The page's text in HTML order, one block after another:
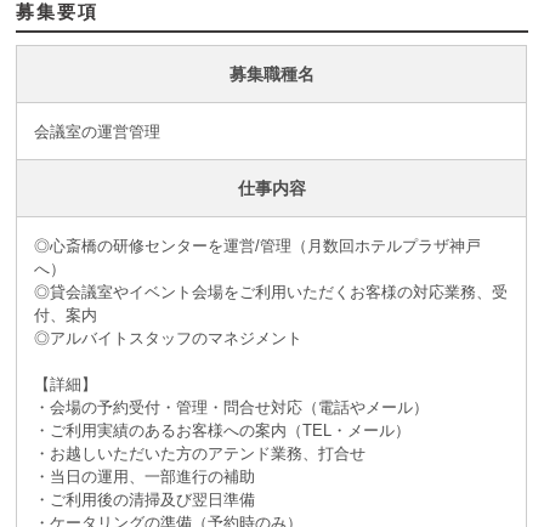
募集要項
募集職種名
会議室の運営管理
仕事内容
◎心斎橋の研修センターを運営/管理（月数回ホテルプラザ神戸
へ）
◎貸会議室やイベント会場をご利用いただくお客様の対応業務、受
付、案内
◎アルバイトスタッフのマネジメント
【詳細】
・会場の予約受付・管理・問合せ対応（電話やメール）
・ご利用実績のあるお客様への案内（TEL・メール）
・お越しいただいた方のアテンド業務、打合せ
・当日の運用、一部進行の補助
・ご利用後の清掃及び翌日準備
・ケータリングの準備（予約時のみ）